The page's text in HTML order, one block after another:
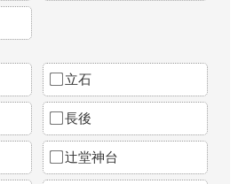
立石
長後
辻堂神台